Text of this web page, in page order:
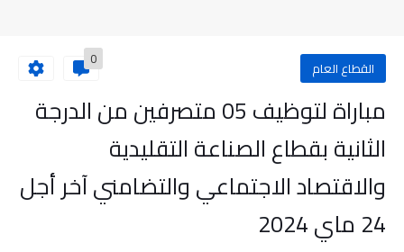
القطاع العام 0
مباراة لتوظيف 05 متصرفين من الدرجة
الثانية بقطاع الصناعة التقليدية
والاقتصاد الاجتماعي والتضامني آخر أجل
24 ماي 2024